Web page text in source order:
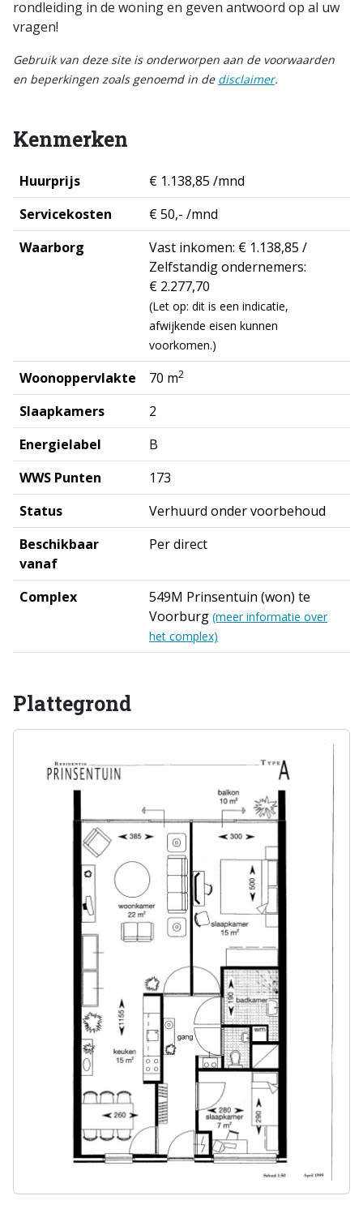
rondleiding in de woning en geven antwoord op al uw
vragen!
Gebruik van deze site is onderworpen aan de voorwaarden
en beperkingen zoals genoemd in de disclaimer.
Kenmerken
Huurprijs
€ 1.138,85 /mnd
Servicekosten
€ 50,- /mnd
Waarborg
Vast inkomen: € 1.138,85 /
Zelfstandig ondernemers:
€ 2.277,70
(Let op: dit is een indicatie,
afwijkende eisen kunnen
voorkomen.)
Woonoppervlakte 70 m2
Slaapkamers
2
Energielabel
B
WWS Punten
173
Status
Verhuurd onder voorbehoud
Beschikbaar
vanaf
Per direct
Complex
549M Prinsentuin (won) te
Voorburg (meer informatie over
het complex)
Plattegrond